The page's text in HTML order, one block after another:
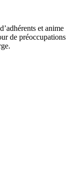
et anime
de préoccupations